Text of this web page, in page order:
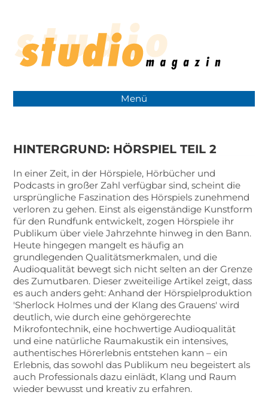
Menü
HINTERGRUND: HÖRSPIEL TEIL 2
In einer Zeit, in der Hörspiele, Hörbücher und
Podcasts in großer Zahl verfügbar sind, scheint die
ursprüngliche Faszination des Hörspiels zunehmend
verloren zu gehen. Einst als eigenständige Kunstform
für den Rundfunk entwickelt, zogen Hörspiele ihr
Publikum über viele Jahrzehnte hinweg in den Bann.
Heute hingegen mangelt es häufig an
grundlegenden Qualitätsmerkmalen, und die
Audioqualität bewegt sich nicht selten an der Grenze
des Zumutbaren. Dieser zweiteilige Artikel zeigt, dass
es auch anders geht: Anhand der Hörspielproduktion
'Sherlock Holmes und der Klang des Grauens' wird
deutlich, wie durch eine gehörgerechte
Mikrofontechnik, eine hochwertige Audioqualität
und eine natürliche Raumakustik ein intensives,
authentisches Hörerlebnis entstehen kann – ein
Erlebnis, das sowohl das Publikum neu begeistert als
auch Professionals dazu einlädt, Klang und Raum
wieder bewusst und kreativ zu erfahren.